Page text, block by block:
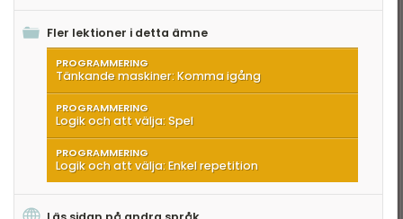
Fler lektioner i detta ämne
PROGRAMMERING
Tänkande maskiner: Komma igång
PROGRAMMERING
Logik och att välja: Spel
PROGRAMMERING
Logik och att välja: Enkel repetition